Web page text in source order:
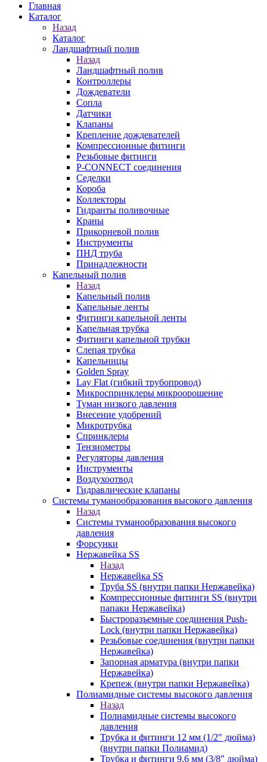
Главная
Каталог
Назад
Каталог
Ландшафтный полив
Назад
Ландшафтный полив
Контроллеры
Дождеватели
Сопла
Датчики
Клапаны
Крепление дождевателей
Компрессионные фитинги
Резьбовые фитинги
P-CONNECT соединения
Седелки
Короба
Коллекторы
Гидранты поливочные
Краны
Прикорневой полив
Инструменты
ПНД труба
Принадлежности
Капельный полив
Назад
Капельный полив
Капельные ленты
Фитинги капельной ленты
Капельная трубка
Фитинги капельной трубки
Слепая трубка
Капельницы
Golden Spray
Lay Flat (гибкий трубопровод)
Микроспринклеры микроорошение
Туман низкого давления
Внесение удобрений
Микротрубка
Спринклеры
Тензиометры
Регуляторы давления
Инструменты
Воздухоотвод
Гидравлические клапаны
Системы туманообразования высокого давления
Назад
Системы туманообразования высокого
давления
Форсунки
Нержавейка SS
Назад
Нержавейка SS
Труба SS (внутри папки Нержавейка)
Компрессионные фитинги SS (внутри
папаки Нержавейка)
Быстроразъемные соединения Push-
Lock (внутри папки Нержавейка)
Резьбовые соединения (внутри папки
Нержавейка)
Запорная арматура (внутри папки
Нержавейка)
Крепеж (внутри папки Нержавейка)
Полиамидные системы высокого давления
Назад
Полиамидные системы высокого
давления
Трубка и фитинги 12 мм (1/2" дюйма)
(внутри папки Полиамид)
Трубка и фитинги 9,6 мм (3/8" дюйма)